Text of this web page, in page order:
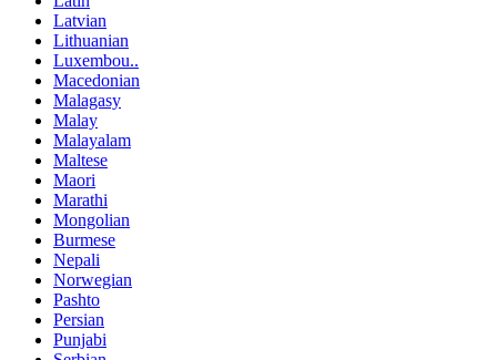
Latvian
Lithuanian
Luxembou..
Macedonian
Malagasy
Malay
Malayalam
Maltese
Maori
Marathi
Mongolian
Burmese
Nepali
Norwegian
Pashto
Persian
Punjabi